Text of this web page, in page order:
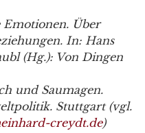
Über
In: Hans
(Hg.): Von Dingen
und Saumagen.
Stuttgart (vgl.
creydt.de)